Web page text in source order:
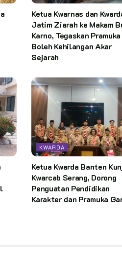
Ketua Kwarnas dan
Jatim Ziarah ke Makam
Karno, Tegaskan
Boleh Kehilangan Akar
Sejarah
KWARDA
Ketua Kwarda Banten
Kwarcab Serang, Dorong
Penguatan Pendidikan
Karakter dan Pramuka